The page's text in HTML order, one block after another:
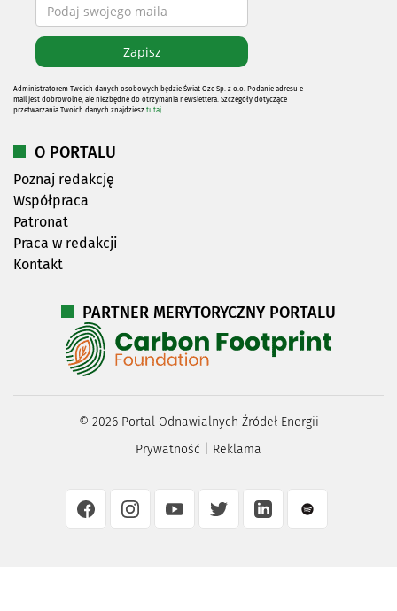
Administratorem Twoich danych osobowych będzie Świat Oze Sp. z o.o. Podanie adresu e-
mail jest dobrowolne, ale niezbędne do otrzymania newslettera. Szczegóły dotyczące
przetwarzania Twoich danych znajdziesz tutaj
O PORTALU
Poznaj redakcję
Współpraca
Patronat
Praca w redakcji
Kontakt
PARTNER MERYTORYCZNY PORTALU
© 2026Portal Odnawialnych Źródeł Energii
Prywatność
Reklama